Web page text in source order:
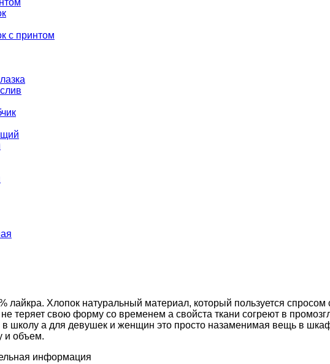
с принтом
лайкра. Хлопок натуральный материал, который пользуется
теряет свою форму со временем а свойста ткани согреют в
школу а для девушек и женщин это просто назаменимая вещь в
и объем.
информация